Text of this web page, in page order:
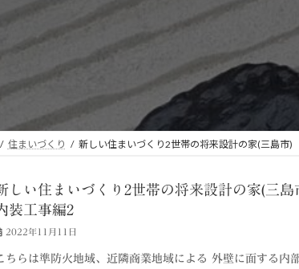
住まいづくり 新しい住まいづくり2世帯の将来設計の家(三島市)
しい住まいづくり2世帯の将来設計の家(三島
装工事編2
2022年11月11日
ちらは準防火地域、近隣商業地域による 外壁に面する内